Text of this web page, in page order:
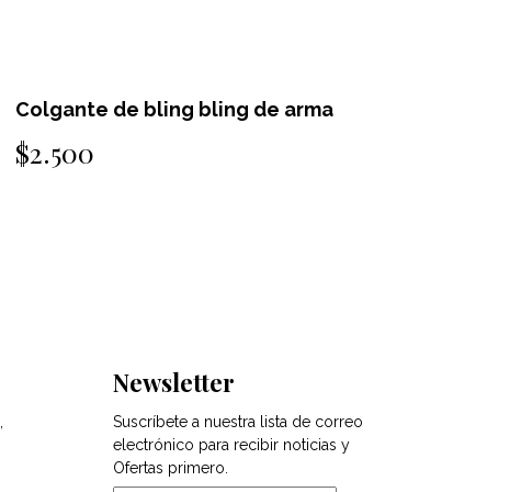
Colgante de bling bling de cruz
$3.500
Newsletter
Suscríbete a nuestra lista de correo
electrónico para recibir noticias y
Ofertas primero.